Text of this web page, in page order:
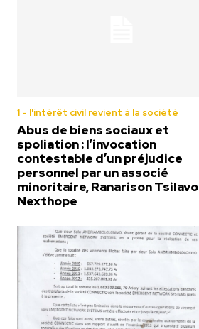
1 - l'intérêt civil revient à la société
Abus de biens sociaux et
spoliation : l’invocation
contestable d’un préjudice
personnel par un associé
minoritaire, Ranarison Tsilavo
Nexthope